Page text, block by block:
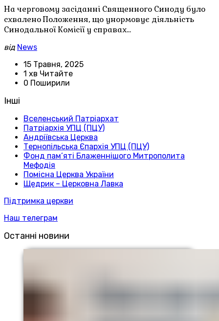
На черговому засіданні Священного Синоду було
схвалено Положення, що унормовує діяльність
Синодальної Комісії у справах…
від News
15 Травня, 2025
1 хв Читайте
0 Поширили
Інші
Вселенський Патріархат
Патріархія УПЦ (ПЦУ)
Андріївська Церква
Тернопільська Єпархія УПЦ (ПЦУ)
Фонд пам’яті Блаженнішого Митрополита
Мефодія
Помісна Церква України
Щедрик – Церковна Лавка
Підтримка церкви
Наш телеграм
Останні новини